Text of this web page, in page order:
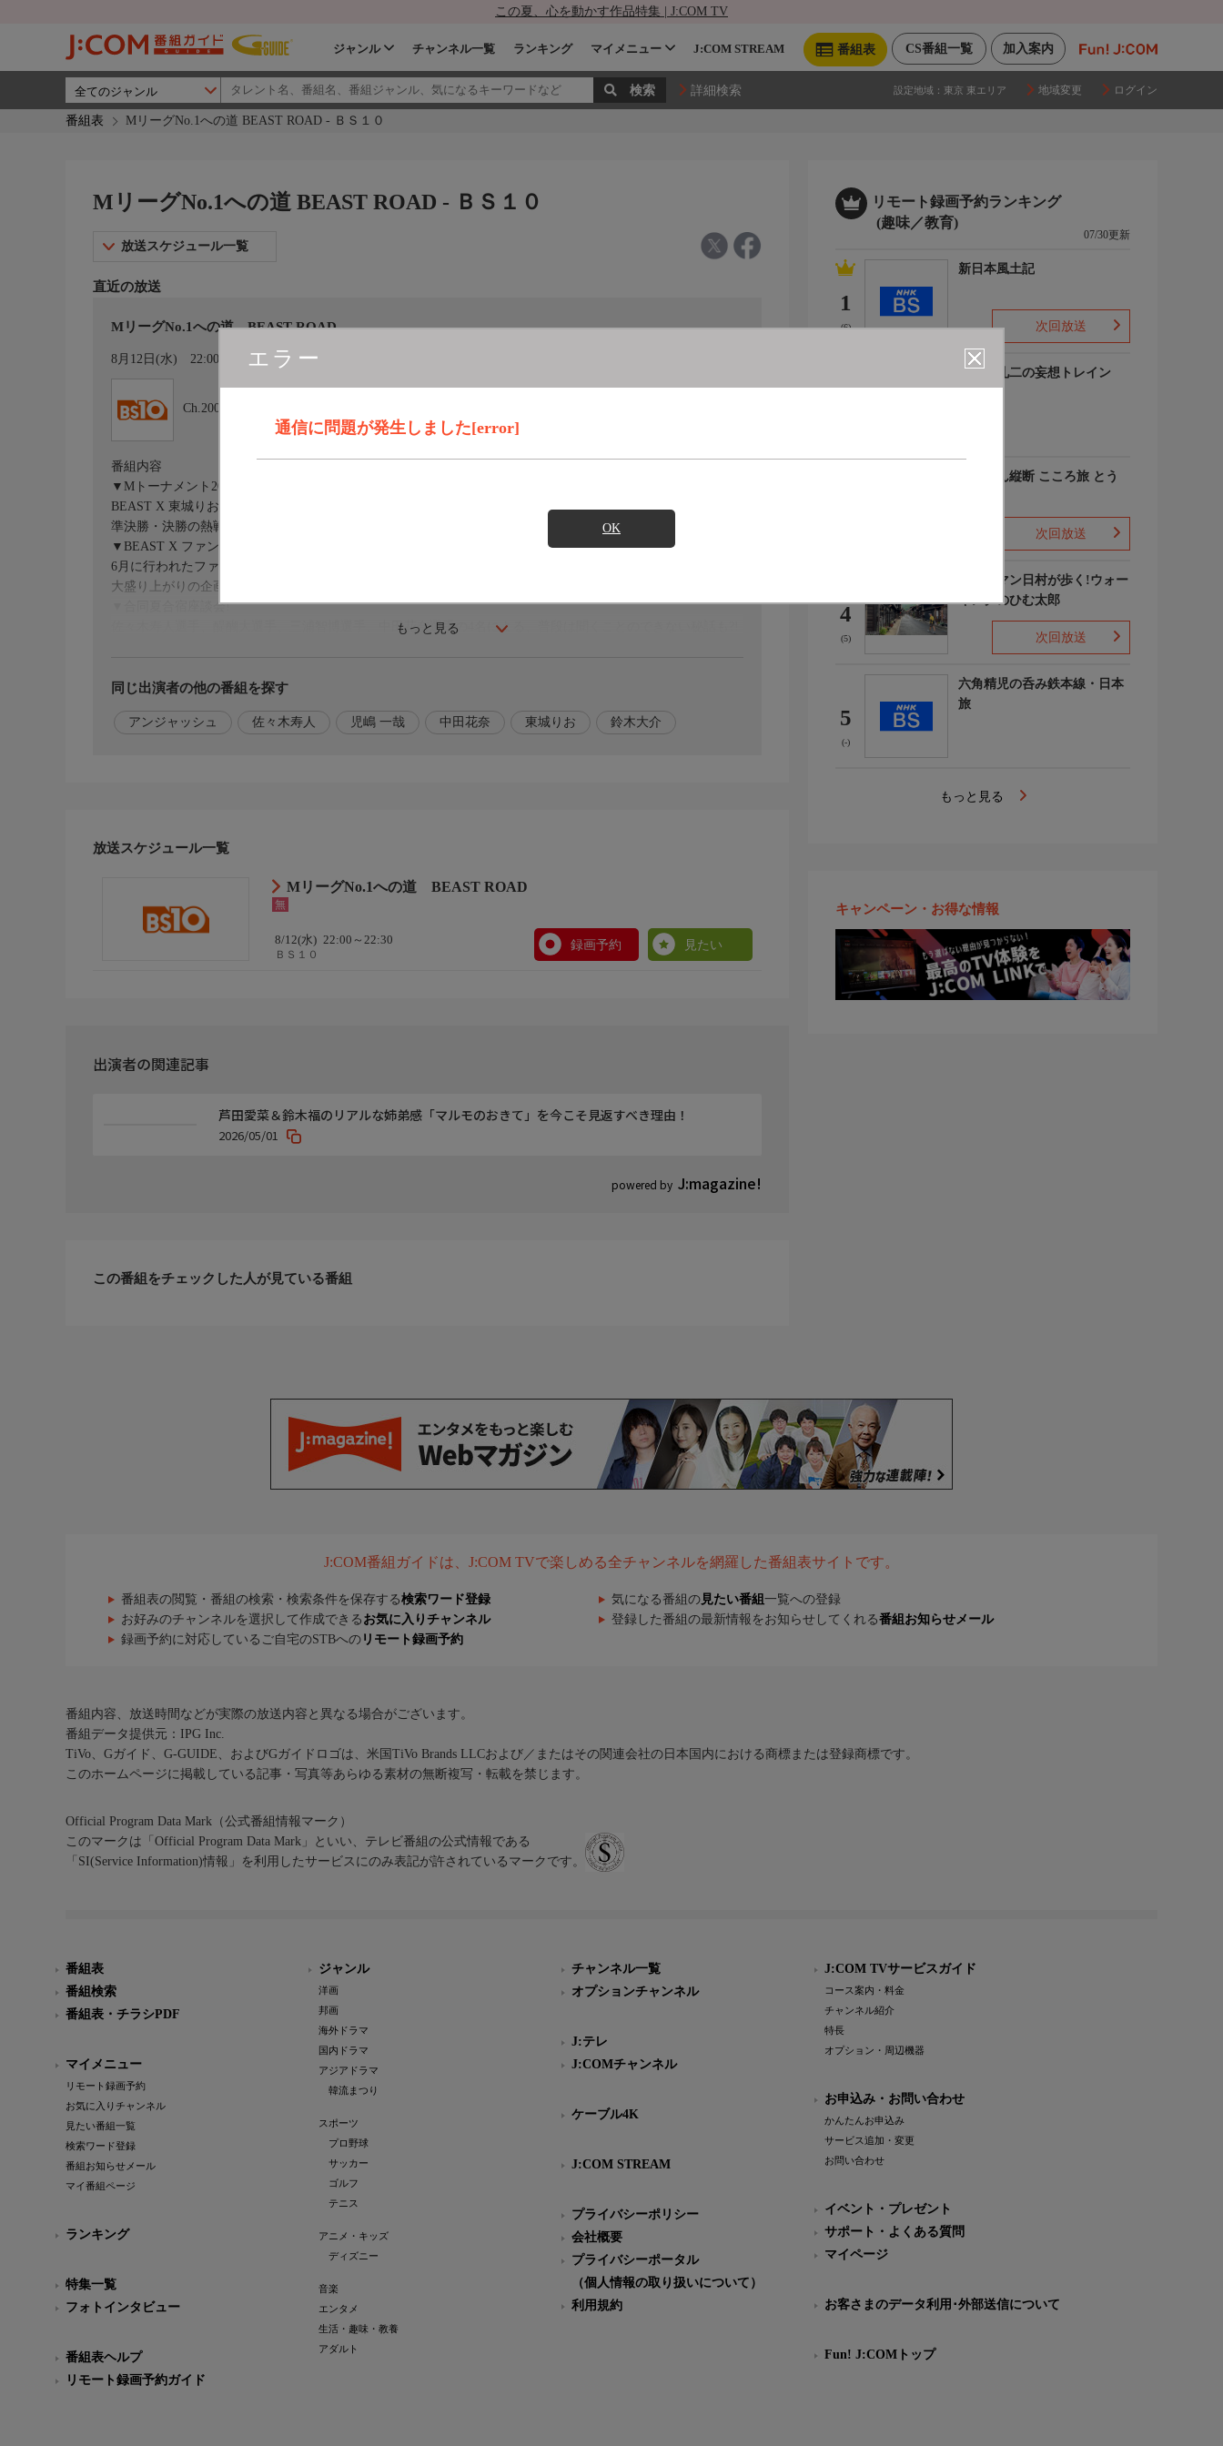
この夏、心を動かす作品特集 | J:COM TV
加入案内
CS番組一覧
番組表
ジャンル チャンネル一覧 ランキング マイメニュー J:COM STREAM
詳細検索 設定地域： 東京 東エリア 地域変更 ログイン
番組表 MリーグNo.1への道 BEAST ROAD - ＢＳ１０
エラー
通信に問題が発生しました[error]
OK
MリーグNo.1への道 BEAST ROAD - ＢＳ１０
放送スケジュール一覧
直近の放送
MリーグNo.1への道 BEAST ROAD
8月12日(水) 22:00〜22:30 カレンダー登録
Ch.200
もっと見る
番組内容
▼Mトーナメント2026
BEAST X 東城りお選手のハイライトをお届け!
準決勝・決勝の熱戦をお見逃しなく!
▼BEAST X ファンミーティングinホテル三日月
6月に行われたファンミーティングの様子を公開!
大盛り上がりの企画に、感動のシーンも・・・
▼合同夏合宿座談会!
佐々木寿人選手、醍醐大選手、三浦智博選手、中田花奈選手の4名による、普段は聞くことのできない秘話も?!
【BEAST X 応援団長】
番組の内容と放送時間は変更になる場合があります。
アプリ参加
この番組では出演者に向けた「応援コメント」をつながるジャパネットアプリから投稿することができます。
同じ出演者の他の番組を探す
アンジャッシュ 佐々木寿人 児嶋 一哉 中田花奈 東城りお 鈴木大介
放送スケジュール一覧
MリーグNo.1への道 BEAST ROAD
無
8/12(水) 22:00～22:30
ＢＳ１０
録画予約 見たい
出演者の関連記事
powered by J:magazine!
芦田愛菜＆鈴木福のリアルな姉弟感「マルモのおきて」を今こそ見返すべき理由！
2026/05/01
この番組をチェックした人が見ている番組
リモート録画予約ランキング
(趣味／教育)
07/30更新
1
(6)
新日本風土記
次回放送
友近・礼二の妄想トレイン
にっぽん縦断 こころ旅 とう
次回放送
4
(5)
バナナマン日村が歩く!ウォー
キングのひむ太郎
次回放送
5
(-)
六角精児の呑み鉄本線・日本
旅
もっと見る
キャンペーン・お得な情報
J:COM番組ガイドは、J:COM TVで楽しめる全チャンネルを網羅した番組表サイトです。
番組表の閲覧・番組の検索・検索条件を保存する検索ワード登録 気になる番組の 見たい番組 一覧への登録
お好みのチャンネルを選択して作成できる お気に入りチャンネル 登録した番組の最新情報をお知らせしてくれる番組お知らせメール
録画予約に対応しているご自宅のSTBへの リモート録画予約
番組内容、放送時間などが実際の放送内容と異なる場合がございます。
番組データ提供元：IPG Inc.
TiVo、Gガイド、G-GUIDE、およびGガイドロゴは、米国TiVo Brands LLCおよび／またはその関連会社の日本国内における商標または登録商標です。
このホームページに掲載している記事・写真等あらゆる素材の無断複写・転載を禁じます。
Official Program Data Mark（公式番組情報マーク）
このマークは「Official Program Data Mark」といい、テレビ番組の公式情報である
「SI(Service Information)情報」を利用したサービスにのみ表記が許されているマークです。
番組表
番組検索
番組表・チラシPDF
マイメニュー
リモート録画予約
お気に入りチャンネル
見たい番組一覧
検索ワード登録
番組お知らせメール
マイ番組ページ
ランキング
特集一覧
フォトインタビュー
番組表ヘルプ
リモート録画予約ガイド
ジャンル
洋画
邦画
海外ドラマ
国内ドラマ
アジアドラマ
韓流まつり
スポーツ
プロ野球
サッカー
ゴルフ
テニス
アニメ・キッズ
ディズニー
音楽
エンタメ
生活・趣味・教養
アダルト
チャンネル一覧
オプションチャンネル
J:テレ
J:COMチャンネル
ケーブル4K
J:COM STREAM
プライバシーポリシー
会社概要
プライバシーポータル
（個人情報の取り扱いについて）
利用規約
J:COM TVサービスガイド
コース案内・料金
チャンネル紹介
特長
オプション・周辺機器
お申込み・お問い合わせ
かんたんお申込み
サービス追加・変更
お問い合わせ
イベント・プレゼント
サポート・よくある質問
マイページ
お客さまのデータ利用･外部送信について
Fun! J:COMトップ